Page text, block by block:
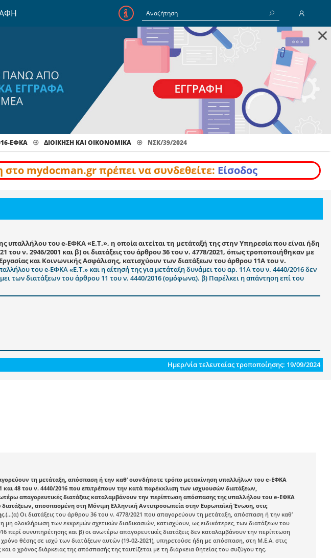
E-Mail
Κωδικός
Να με θυμάσαι
×
ΕΦΚΑ ΔΙΟΊΚΗΣΗ ΚΑΙ ΟΙΚΟΝΟΜΙΚΆ ΝΣΚ/39/2024
mydocman.gr πρέπει να συνδεθείτε: Είσοδος
υπαλλήλου του e-ΕΦΚΑ «Ε.Τ.», η οποία αιτείται τη μετάταξή της στην Υπηρεσία που είναι ήδη
ν. 2946/2001 και β) οι διατάξεις του άρθρου 36 του ν. 4778/2021, όπως τροποποιήθηκαν με
και Κοινωνικής Ασφάλισης, κατισχύουν των διατάξεων του άρθρου 11Α του ν.
του e-ΕΦΚΑ «Ε.Τ.» και η αίτησή της για μετάταξη δυνάμει του αρ. 11Α του ν. 4440/2016 δεν
των διατάξεων του άρθρου 11 του ν. 4440/2016 (ομόφωνα). β) Παρέλκει η απάντηση επί του
Ημερ/νία τελευταίας τροποποίησης: 19/09/2024
τη μετάταξη, απόσπαση ή την καθ’ οιονδήποτε τρόπο μετακίνηση υπαλλήλων του e-ΕΦΚΑ
48 του ν. 4440/2016 που επιτρέπουν την κατά παρέκκλιση των ισχυουσών διατάξεων,
απαγορευτικές διατάξεις καταλαμβάνουν την περίπτωση απόσπασης της υπαλλήλου του e-ΕΦΚΑ
αποσπασμένη στη Μόνιμη Ελληνική Αντιπροσωπεία στην Ευρωπαϊκή Ένωση, στις
ς.(...)α) Οι διατάξεις του άρθρου 36 του ν. 4778/2021 που απαγορεύουν τη μετάταξη, απόσπαση ή την καθ’
ολοκλήρωση των εκκρεμών σχετικών διαδικασιών, κατισχύουν, ως ειδικότερες, των διατάξεων του
περί συνυπηρέτησης και β) οι ανωτέρω απαγορευτικές διατάξεις δεν καταλαμβάνουν την περίπτωση
θέσης σε ισχύ των διατάξεων αυτών (19-02-2021), υπηρετούσε ήδη με απόσπαση, στη Μ.Ε.Α. στις
ο χρόνος διάρκειας της απόσπασής της ταυτίζεται με τη διάρκεια θητείας του συζύγου της.